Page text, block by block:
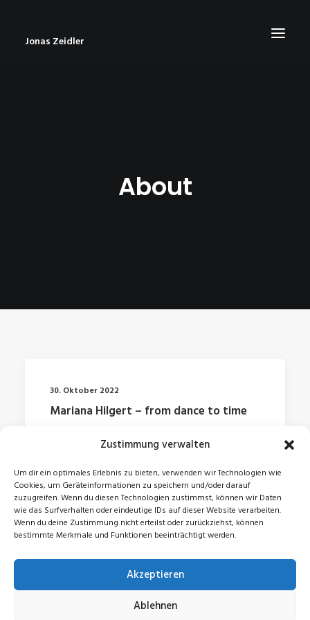
Zustimmung verwalten
Um dir ein optimales Erlebnis zu bieten, verwenden wir Technologien wie
Cookies, um Geräteinformationen zu speichern und/oder darauf
zuzugreifen. Wenn du diesen Technologien zustimmst, können wir Daten
wie das Surfverhalten oder eindeutige IDs auf dieser Website verarbeiten.
Wenn du deine Zustimmung nicht erteilst oder zurückziehst, können
bestimmte Merkmale und Funktionen beeinträchtigt werden.
Akzeptieren
Ablehnen
Jonas Zeidler
About
30. Oktober 2022
Mariana Hilgert – from dance to time
© 2026 Jonas Zeidler. All rights reserved